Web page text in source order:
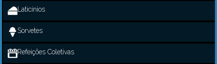
Laticínios
Sorvetes
Refeições Coletivas